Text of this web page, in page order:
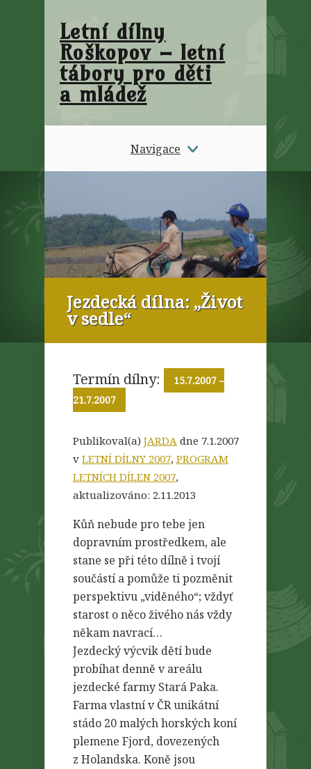
Letní dílny
Roškopov – letní
tábory pro děti
a mládež
Navigace
Jezdecká dílna: „Život
v sedle“
Termín dílny: 15.7.2007 –
21.7.2007
Publikoval(a) JARDA dne 7.1.2007
v LETNÍ DÍLNY 2007, PROGRAM
LETNÍCH DÍLEN 2007,
aktualizováno: 2.11.2013
Kůň nebude pro tebe jen
dopravním prostředkem, ale
stane se při této dílně i tvojí
součástí a pomůže ti pozměnit
perspektivu „viděného“; vždyť
starost o něco živého nás vždy
někam navrací…
Jezdecký výcvik dětí bude
probíhat denně v areálu
jezdecké farmy Stará Paka.
Farma vlastní v ČR unikátní
stádo 20 malých horských koní
plemene Fjord, dovezených
z Holandska. Koně jsou